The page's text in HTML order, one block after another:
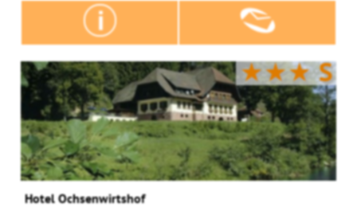
★★★S
Hotel Ochsenwirtshof